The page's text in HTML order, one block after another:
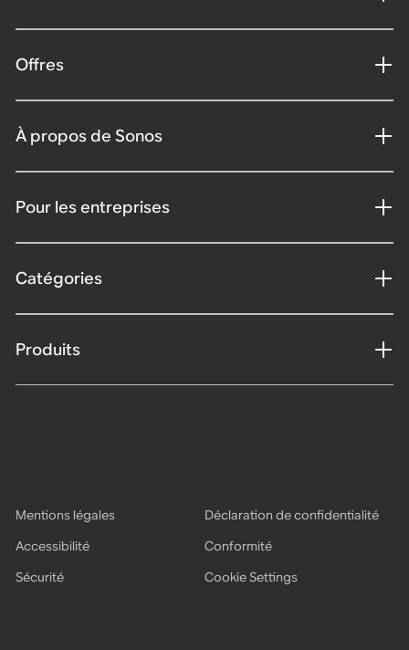
Offres
À propos de Sonos
Pour les entreprises
Catégories
Produits
Mentions légales
Déclaration de confidentialité
Accessibilité
Conformité
Sécurité
Cookie Settings